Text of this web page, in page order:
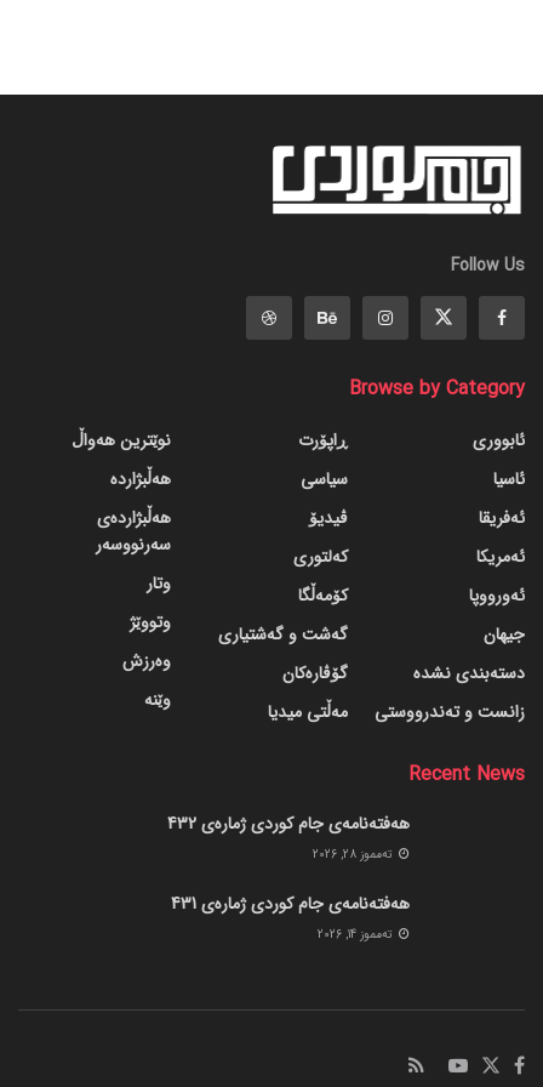
Follow Us
Browse by Category
ئابووری
ئاسیا
ئەفریقا
ئەمریکا
ئەورووپا
جیهان
دسته‌بندی نشده
زانست و تەندرووستی
ڕاپۆرت
سیاسی
ڤیدیۆ
کەلتوری
کۆمەڵگا
گه‌شت و گه‌شتیاری
گۆڤاره‌کان
مەڵتی میدیا
نوێترین هەواڵ
هەڵبژاردە
هەڵبژاردەی
سەرنووسەر
وتار
وتووێژ
وەرزش
وێنە
Recent News
هەفتەنامەی جام کوردی ژمارەی 432
ته‌مموز 28, 2026
هەفتەنامەی جام کوردی ژمارەی 431
ته‌مموز 14, 2026